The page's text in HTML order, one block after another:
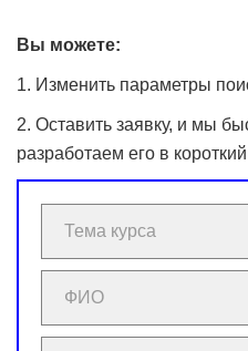
Вы можете:
1. Изменить параметры
2. Оставить заявку, и мы
разработаем его в